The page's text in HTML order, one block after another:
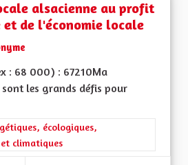
alsacienne au profit
de l'économie locale
: 68 000) : 67210Ma
les grands défis pour
la catégorie : Les transitions
écologiques,
climatiques